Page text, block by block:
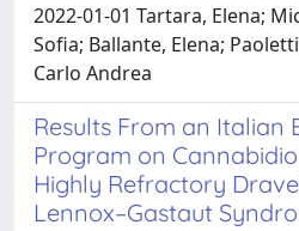
2022-01-01 Tartara, Elena;
Sofia; Ballante, Elena;
Carlo Andrea
Results From an Italian
Program on
Highly Refractory
Lennox–Gastaut